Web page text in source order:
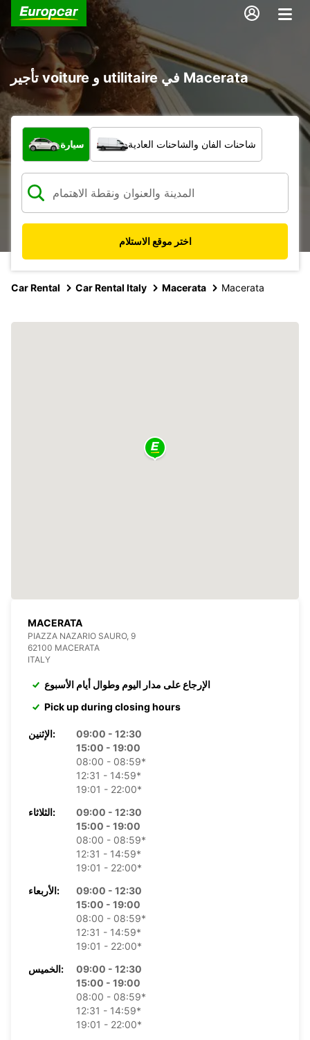
تأجير voiture و utilitaire في Macerata
ما نوع المركبة؟
سيارة شاحنات الفان والشاحنات العادية
اختر موقع الاستلام
Car Rental Car Rental Italy Macerata Macerata
MACERATA
PIAZZA NAZARIO SAURO, 9
62100 MACERATA
ITALY
الإرجاع على مدار اليوم وطوال أيام الأسبوع
Pick up during closing hours
الإثنين:
09:00 - 12:30
15:00 - 19:00
08:00 - 08:59*
12:31 - 14:59*
19:01 - 22:00*
الثلاثاء:
09:00 - 12:30
15:00 - 19:00
08:00 - 08:59*
12:31 - 14:59*
19:01 - 22:00*
الأربعاء:
09:00 - 12:30
15:00 - 19:00
08:00 - 08:59*
12:31 - 14:59*
19:01 - 22:00*
الخميس:
09:00 - 12:30
15:00 - 19:00
08:00 - 08:59*
12:31 - 14:59*
19:01 - 22:00*